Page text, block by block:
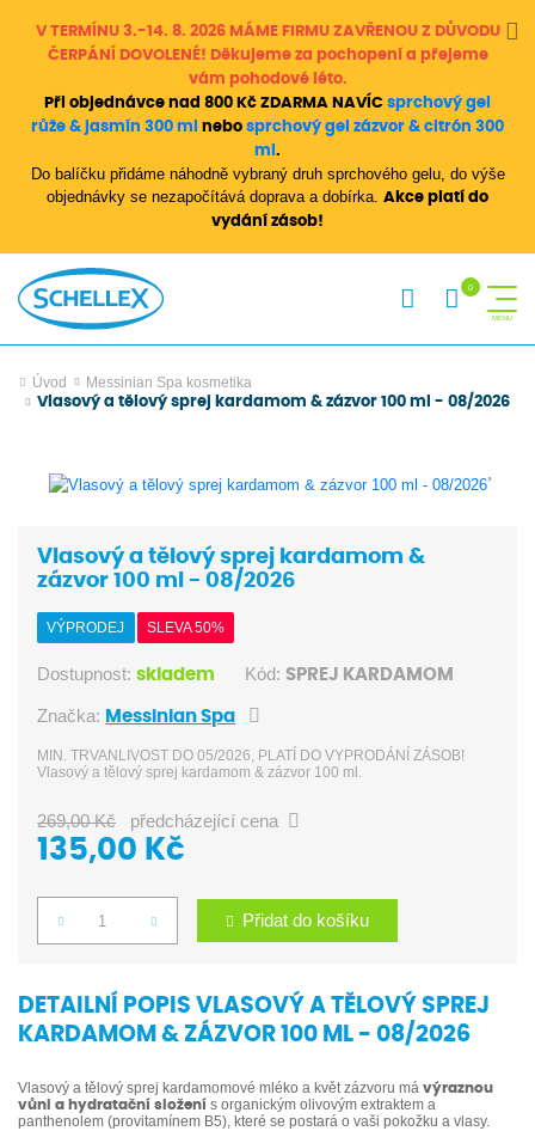
V TERMÍNU 3.-14. 8. 2026 MÁME FIRMU ZAVŘENOU Z DŮVODU
ČERPÁNÍ DOVOLENÉ! Děkujeme za pochopení a přejeme
vám pohodové léto.
Při objednávce nad 800 Kč ZDARMA NAVÍC sprchový gel
růže & jasmín 300 ml
nebo sprchový gel zázvor & citrón 300
ml .
Do balíčku přidáme náhodně vybraný druh sprchového gelu, do výše
objednávky se nezapočítává doprava a dobírka. Akce platí do
vydání zásob!
Úvod Messinian Spa kosmetika
Vlasový a tělový sprej kardamom & zázvor 100 ml - 08/2026
Vlasový a tělový sprej kardamom &
zázvor 100 ml - 08/2026
VÝPRODEJ SLEVA 50%
Dostupnost:skladem Kód: SPREJ KARDAMOM
Značka: Messinian Spa
MIN. TRVANLIVOST DO 05/2026, PLATÍ DO VYPRODÁNÍ ZÁSOB!
Vlasový a tělový sprej kardamom & zázvor 100 ml.
269,00 Kč předcházející cena
135,00 Kč
Počet Přidat do košíku
DETAILNÍ POPIS VLASOVÝ A TĚLOVÝ SPREJ
KARDAMOM & ZÁZVOR 100 ML - 08/2026
Vlasový a tělový sprej kardamomové mléko a květ zázvoru má výraznou
vůni a hydratační složení s organickým olivovým extraktem a
panthenolem (provitamínem B5), které se postará o vaši pokožku a vlasy.